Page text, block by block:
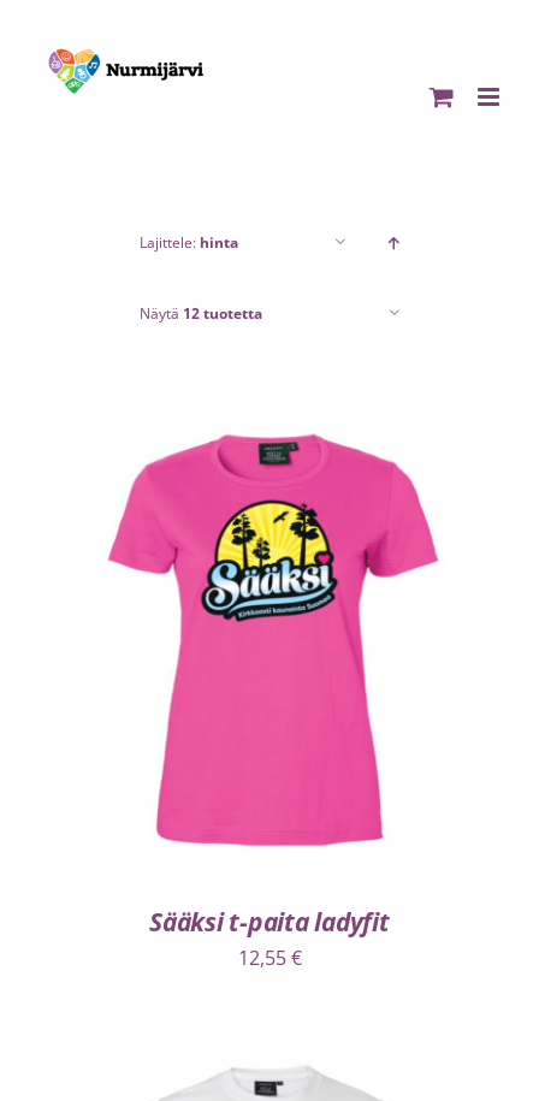
content
Lajittele: hinta
Näytä 12 tuotetta
VALITSE VAIHTOEHDOISTA LISÄTIEDOT
Sääksi t-paita ladyfit
12,55€